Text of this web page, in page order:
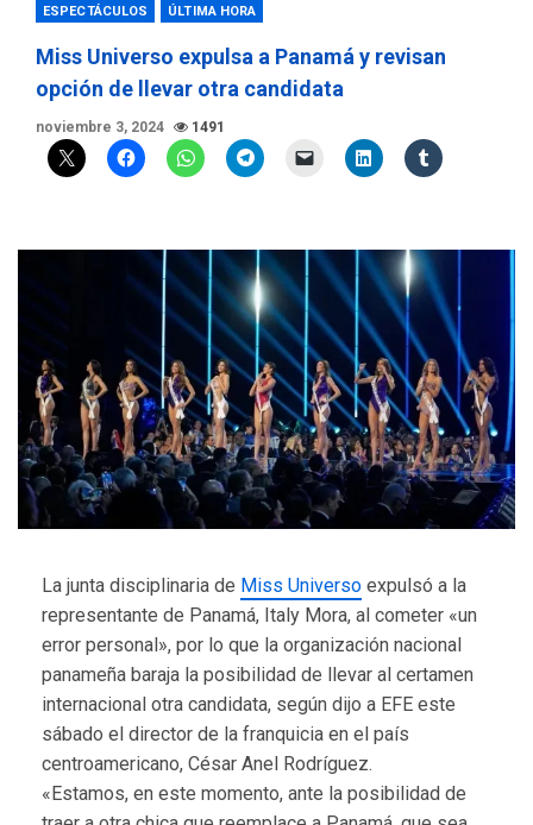
ESPECTÁCULOS ÚLTIMA HORA
Miss Universo expulsa a Panamá y revisan
opción de llevar otra candidata
noviembre 3, 2024 1491
La junta disciplinaria de Miss Universo expulsó a la
representante de Panamá, Italy Mora, al cometer «un
error personal», por lo que la organización nacional
panameña baraja la posibilidad de llevar al certamen
internacional otra candidata, según dijo a EFE este
sábado el director de la franquicia en el país
centroamericano, César Anel Rodríguez.
«Estamos, en este momento, ante la posibilidad de